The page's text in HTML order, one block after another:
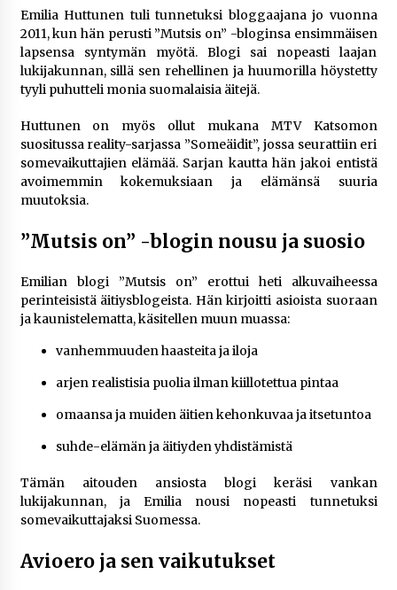
huhut
4 viikkoa sitten
Pamela Anderson ikä, ura ja elämä
4 viikkoa sitten
10 euron talletuskasinot ja pikamaksut: mitä
suomalaisten pelaajien on hyvä tietää
1 kuukausi sitten
Emilia Huttunen tuli tunnetuksi bloggaajana jo vuonna
2011, kun hän perusti ”Mutsis on” -bloginsa ensimmäisen
lapsensa syntymän myötä. Blogi sai nopeasti laajan
lukijakunnan, sillä sen rehellinen ja huumorilla höystetty
tyyli puhutteli monia suomalaisia äitejä.
Huttunen on myös ollut mukana MTV Katsomon
suositussa reality-sarjassa ”Someäidit”, jossa seurattiin eri
somevaikuttajien elämää. Sarjan kautta hän jakoi entistä
avoimemmin kokemuksiaan ja elämänsä suuria
muutoksia.
”Mutsis on” -blogin nousu ja suosio
Emilian blogi ”Mutsis on” erottui heti alkuvaiheessa
perinteisistä äitiysblogeista. Hän kirjoitti asioista suoraan
ja kaunistelematta, käsitellen muun muassa:
vanhemmuuden haasteita ja iloja
arjen realistisia puolia ilman kiillotettua pintaa
omaansa ja muiden äitien kehonkuvaa ja itsetuntoa
suhde-elämän ja äitiyden yhdistämistä
Tämän aitouden ansiosta blogi keräsi vankan
lukijakunnan, ja Emilia nousi nopeasti tunnetuksi
somevaikuttajaksi Suomessa.
Avioero ja sen vaikutukset